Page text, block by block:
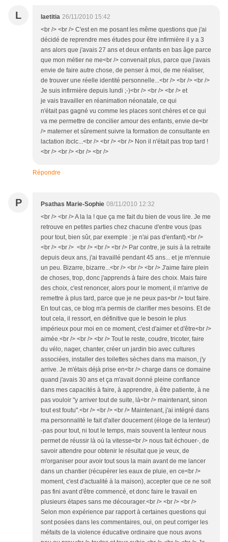
L laetitia 26/11/2010 15:42
<br /> <br /> C'est en me posant les même questions que j'ai
décidé de reprendre mes études pour être infirmière il y a 3
ans alors que j'avais 27 ans et deux enfants en bas âge parce
que mon métier ne me<br /> convenait plus, parce que j'avais
envie de faire autre chose, de penser à moi, de me réaliser,
de trouver une réelle identité personnelle...<br /> <br /> <br />
Je suis infirmière depuis lundi ;-)<br /> <br /> <br /> et
je vais travailler en réanimation néonatale, ce qui
n'était pas gagné vu comme les places sont chères et ce qui
va me permettre de concilier amour des enfants, envie de<br
/> materner et sûrement suivre la formation de consultante en
lactation ibclc...<br /> <br /> <br /> Non il n'était pas trop tard !
<br /> <br /> <br /> <br />
Répondre
P Psathas Marie-Sophie 08/11/2010 12:32
<br /> <br /> A la la ! que ça me fait du bien de vous lire. Je me
retrouve en petites parties chez chacune d'entre vous (pas
pour tout, bien sûr, par exemple : je n'ai pas d'enfant).<br />
<br /> <br /> <br /> <br /> <br /> Par contre, je suis à la retraite
depuis deux ans, j'ai travaillé pendant 45 ans... et je m'ennuie
un peu. Bizarre, bizarre...<br /> <br /> <br /> J'aime faire plein
de choses, trop, donc j'apprends à faire des choix. Mais faire
des choix, c'est renoncer, alors pour le moment, il m'arrive de
remettre à plus tard, parce que je ne peux pas<br /> tout faire.
En tout cas, ce blog m'a permis de clarifier mes besoins. Et de
tout cela, il ressort, en définitive que le besoin le plus
impérieux pour moi en ce moment, c'est d'aimer et d'être<br />
aimée.<br /> <br /> <br /> Tout le reste, coudre, tricoter, faire
du vélo, nager, chanter, créer un jardin bio avec cultures
associées, installer des toilettes sèches dans ma maison, j'y
arrive. Je m'étais déjà prise en<br /> charge dans ce domaine
quand j'avais 30 ans et ça m'avait donné pleine confiance
dans mes capacités à faire, à apprendre, à être patiente, à ne
pas vouloir "y arriver tout de suite, là<br /> maintenant, sinon
tout est foutu".<br /> <br /> <br /> Maintenant, j'ai intégré dans
ma personnalité le fait d'aller doucement (éloge de la lenteur)
-pas pour tout, ni tout le temps, mais souvent la lenteur nous
permet de réussir là où la vitesse<br /> nous fait échouer-, de
savoir attendre pour obtenir le résultat que je veux, de
m'organiser pour avoir tout sous la main avant de me lancer
dans un chantier (récupérer les eaux de pluie, en ce<br />
moment, c'est d'actualité à la maison), accepter que ce ne soit
pas fini avant d'être commencé, et donc faire le travail en
plusieurs étapes sans me décourager.<br /> <br /> <br />
Selon mon expérience par rapport à certaines questions qui
sont posées dans les commentaires, oui, on peut corriger les
méfaits de la violence éducative ordinaire que nous avons